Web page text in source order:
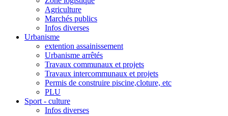
Agriculture
Marchés publics
Infos diverses
Urbanisme
extention assainissement
Urbanisme arrêtés
Travaux communaux et projets
Travaux intercommunaux et projets
Permis de construire piscine,cloture, etc
PLU
Sport - culture
Infos diverses